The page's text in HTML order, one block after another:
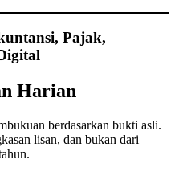
Pajak,
Harian
berdasarkan bukti asli.
lisan, dan bukan dari